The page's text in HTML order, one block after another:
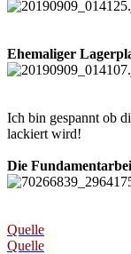
Ehemaliger
Ich bin gespannt ob
lackiert wird!
Die
Quelle
Quelle